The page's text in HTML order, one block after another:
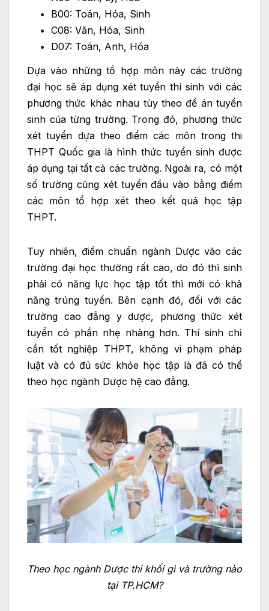
B00: Toán, Hóa, Sinh
C08: Văn, Hóa, Sinh
D07: Toán, Anh, Hóa
Dựa vào những tổ hợp môn này các trường
đại học sẽ áp dụng xét tuyển thí sinh với các
phương thức khác nhau tùy theo đề án tuyển
sinh của từng trường. Trong đó, phương thức
xét tuyển dựa theo điểm các môn trong thi
THPT Quốc gia là hình thức tuyển sinh được
áp dụng tại tất cả các trường. Ngoài ra, có một
số trường cũng xét tuyển đầu vào bằng điểm
các môn tổ hợp xét theo kết quả học tập
THPT.
Tuy nhiên, điểm chuẩn ngành Dược vào các
trường đại học thường rất cao, do đó thì sinh
phải có năng lực học tập tốt thì mới có khả
năng trúng tuyển. Bên cạnh đó, đối với các
trường cao đẳng y dược, phương thức xét
tuyển có phần nhẹ nhàng hơn. Thí sinh chỉ
cần tốt nghiệp THPT, không vi phạm pháp
luật và có đủ sức khỏe học tập là đã có thể
theo học ngành Dược hệ cao đẳng.
Theo học ngành Dược thi khối gì và trường nào
tại TP.HCM?